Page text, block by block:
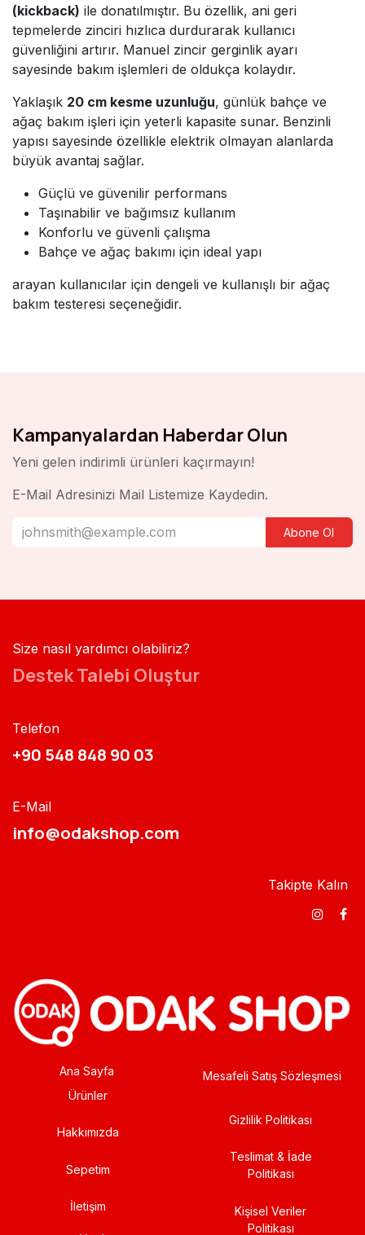
(kickback) ile donatılmıştır. Bu özellik, ani geri
tepmelerde zinciri hızlıca durdurarak kullanıcı
güvenliğini artırır. Manuel zincir gerginlik ayarı
sayesinde bakım işlemleri de oldukça kolaydır.
Yaklaşık 20 cm kesme uzunluğu, günlük bahçe ve
ağaç bakım işleri için yeterli kapasite sunar. Benzinli
yapısı sayesinde özellikle elektrik olmayan alanlarda
büyük avantaj sağlar.
Güçlü ve güvenilir performans
Taşınabilir ve bağımsız kullanım
Konforlu ve güvenli çalışma
Bahçe ve ağaç bakımı için ideal yapı
arayan kullanıcılar için dengeli ve kullanışlı bir ağaç
bakım testeresi seçeneğidir.
Kampanyalardan Haberdar Olun
Yeni gelen indirimli ürünleri kaçırmayın!
E-Mail Adresinizi Mail Listemize Kaydedin.
Abone Ol
Size nasıl yardımcı olabiliriz?
Destek Talebi Oluştur
Telefon
+90 548 848 90 03​​
E-Mail
info@odakshop.com​
Takipte Kalın
Ana Sayfa
Ürünler
Hakkımızda
Sepetim
İletişim
Mesafeli Satış Sözleşmesi
Gizlilik Politikası
Teslimat & İade
Politikası
Kişisel Veriler
Politikası